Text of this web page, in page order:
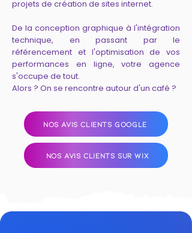
projets de création de sites internet.
De la conception graphique à l'intégration
technique, en passant par le
référencement et l'optimisation de vos
performances en ligne, votre agence
s'occupe de tout.
Alors ? On se rencontre autour d'un café ?
NOS AVIS CLIENTS GOOGLE
NOS AVIS CLIENTS SUR WIX